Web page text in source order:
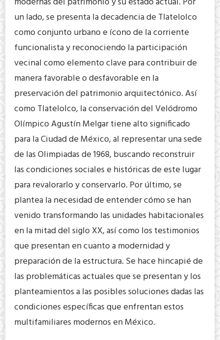
un lado, se presenta la decadencia de Tlatelolco
como conjunto urbano e ícono de la corriente
funcionalista y reconociendo la participación
vecinal como elemento clave para contribuir de
manera favorable o desfavorable en la
preservación del patrimonio arquitectónico. Así
como Tlatelolco, la conservación del Velódromo
Olímpico Agustín Melgar tiene alto significado
para la Ciudad de México, al representar una sede
de las Olimpiadas de 1968, buscando reconstruir
las condiciones sociales e históricas de este lugar
para revalorarlo y conservarlo. Por último, se
plantea la necesidad de entender cómo se han
venido transformando las unidades habitacionales
en la mitad del siglo XX, así como los testimonios
que presentan en cuanto a modernidad y
preparación de la estructura. Se hace hincapié de
las problemáticas actuales que se presentan y los
planteamientos a las posibles soluciones dadas las
condiciones específicas que enfrentan estos
multifamiliares modernos en México.